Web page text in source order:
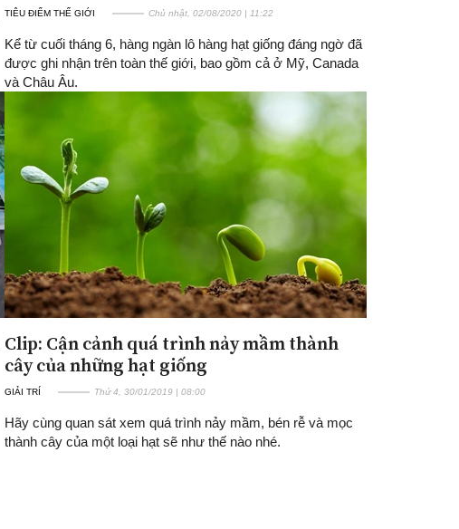
TIÊU ĐIỂM THẾ GIỚI Chủ nhật, 02/08/2020 | 11:22
Kể từ cuối tháng 6, hàng ngàn lô hàng hạt giống đáng ngờ đã
được ghi nhận trên toàn thế giới, bao gồm cả ở Mỹ, Canada
và Châu Âu.
Clip: Cận cảnh quá trình nảy mầm thành
cây của những hạt giống
GIẢI TRÍ Thứ 4, 30/01/2019 | 08:00
Hãy cùng quan sát xem quá trình nảy mầm, bén rễ và mọc
thành cây của một loại hạt sẽ như thế nào nhé.